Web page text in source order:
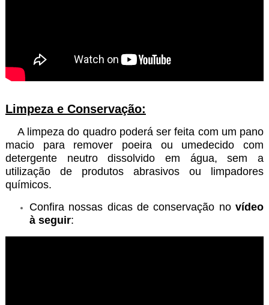
Limpeza e Conservação:
A limpeza do quadro poderá ser feita com um pano
macio para remover poeira ou umedecido com
detergente neutro dissolvido em água, sem a
utilização de produtos abrasivos ou limpadores
químicos.
Confira nossas dicas de conservação novídeo
à seguir: